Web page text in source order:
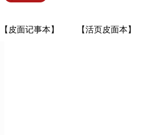
【皮面记事本】 【活页皮面本】